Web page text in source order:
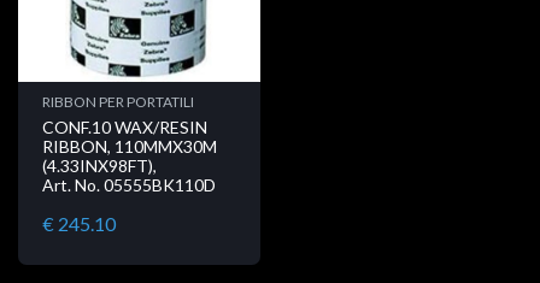
RIBBON PER PORTATILI
CONF.10 WAX/RESIN
RIBBON, 110MMX30M
(4.33INX98FT),
Art. No. 05555BK110D
€ 245.10